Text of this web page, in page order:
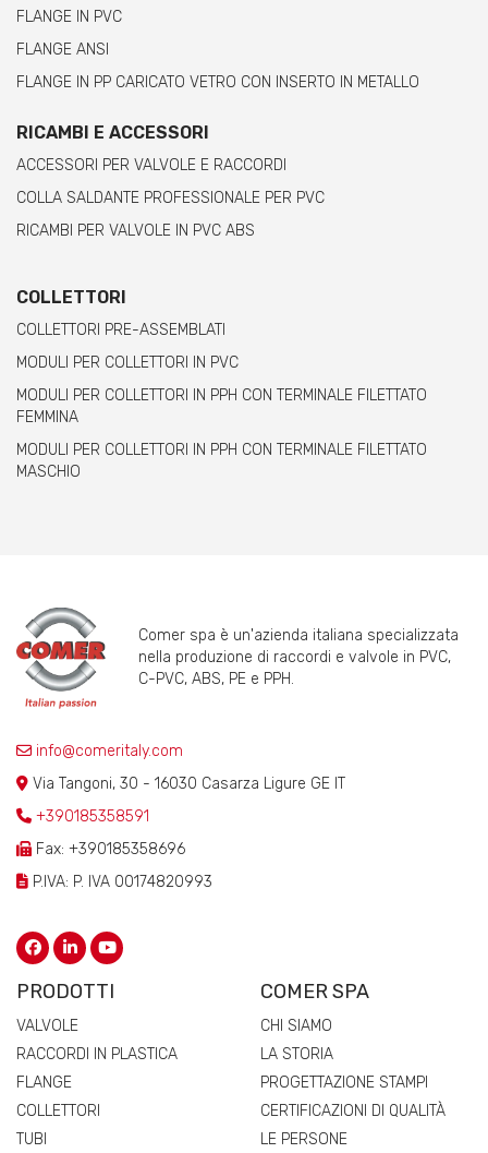
FLANGE IN PVC
FLANGE ANSI
FLANGE IN PP CARICATO VETRO CON INSERTO IN METALLO
RICAMBI E ACCESSORI
ACCESSORI PER VALVOLE E RACCORDI
COLLA SALDANTE PROFESSIONALE PER PVC
RICAMBI PER VALVOLE IN PVC ABS
COLLETTORI
COLLETTORI PRE-ASSEMBLATI
MODULI PER COLLETTORI IN PVC
MODULI PER COLLETTORI IN PPH CON TERMINALE FILETTATO
FEMMINA
MODULI PER COLLETTORI IN PPH CON TERMINALE FILETTATO
MASCHIO
Comer spa è un'azienda italiana specializzata
nella produzione di raccordi e valvole in PVC,
C-PVC, ABS, PE e PPH.
info@comeritaly.com
Via Tangoni, 30 - 16030 Casarza Ligure GE IT
+390185358591
Fax: +390185358696
P.IVA: P. IVA 00174820993
PRODOTTI
VALVOLE
RACCORDI IN PLASTICA
FLANGE
COLLETTORI
TUBI
COMER SPA
CHI SIAMO
LA STORIA
PROGETTAZIONE STAMPI
CERTIFICAZIONI DI QUALITÀ
LE PERSONE